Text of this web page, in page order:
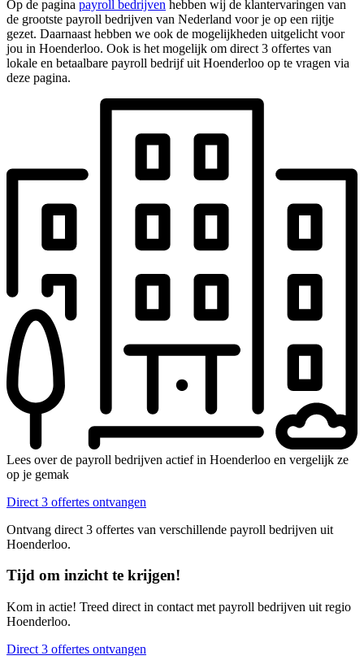
Op de pagina payroll bedrijven hebben wij de klantervaringen van
de grootste payroll bedrijven van Nederland voor je op een rijtje
gezet. Daarnaast hebben we ook de mogelijkheden uitgelicht voor
jou in Hoenderloo. Ook is het mogelijk om direct 3 offertes van
lokale en betaalbare payroll bedrijf uit Hoenderloo op te vragen via
deze pagina.
Lees over de payroll bedrijven actief in Hoenderloo en vergelijk ze
op je gemak
Direct 3 offertes ontvangen
Ontvang direct 3 offertes van verschillende payroll bedrijven uit
Hoenderloo.
Tijd om inzicht te krijgen!
Kom in actie! Treed direct in contact met payroll bedrijven uit regio
Hoenderloo.
Direct 3 offertes ontvangen